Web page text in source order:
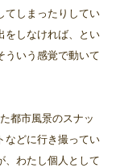
てしまったりしてい
をしなければ、とい
ういう感覚で動いて
都市風景のスナッ
などに行き撮ってい
、わたし個人として